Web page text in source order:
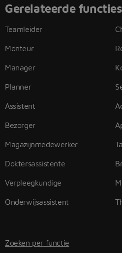
Gerelateerde functies
Teamleider
Monteur
Manager
Planner
Assistent
Bezorger
Magazijnmedewerker
Doktersassistente
Verpleegkundige
Onderwijsassistent
Zoeken per functie